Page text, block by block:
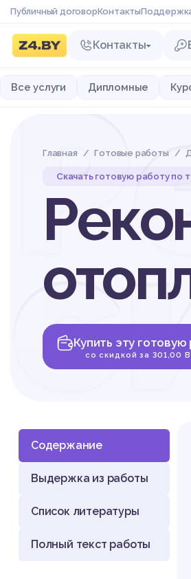
Публичный договорКонтакты
Контакты
Все услуги Дипломные
Главная Готовые работы
Скачать готовую работу по
Купить эту готовую
со скидкой за 301,00
Содержание
Выдержка из работы
Список литературы
Полный текст работы